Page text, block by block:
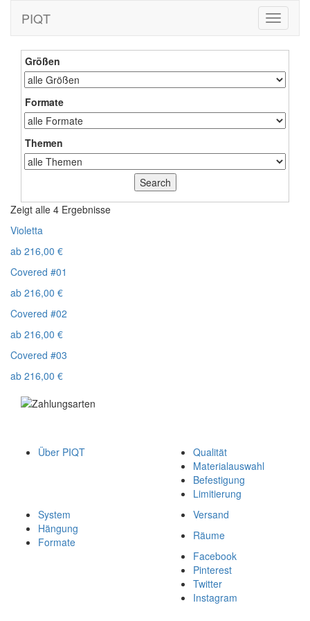
Toggle
PIQT
Größen
Formate
Themen
Zeigt alle 4 Ergebnisse
Violetta
ab 216,00 €
Covered #01
ab 216,00 €
Covered #02
ab 216,00 €
Covered #03
ab 216,00 €
Über PIQT
Qualität
Materialauswahl
Befestigung
Limitierung
System
Hängung
Formate
Versand
Räume
Facebook
Pinterest
Twitter
Instagram